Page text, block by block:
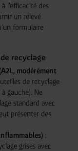
l'efficacité des
un relevé
formulaire
recyclage
modérément
de recyclage
gauche). Ne
standard avec
présenter des
:
grises avec